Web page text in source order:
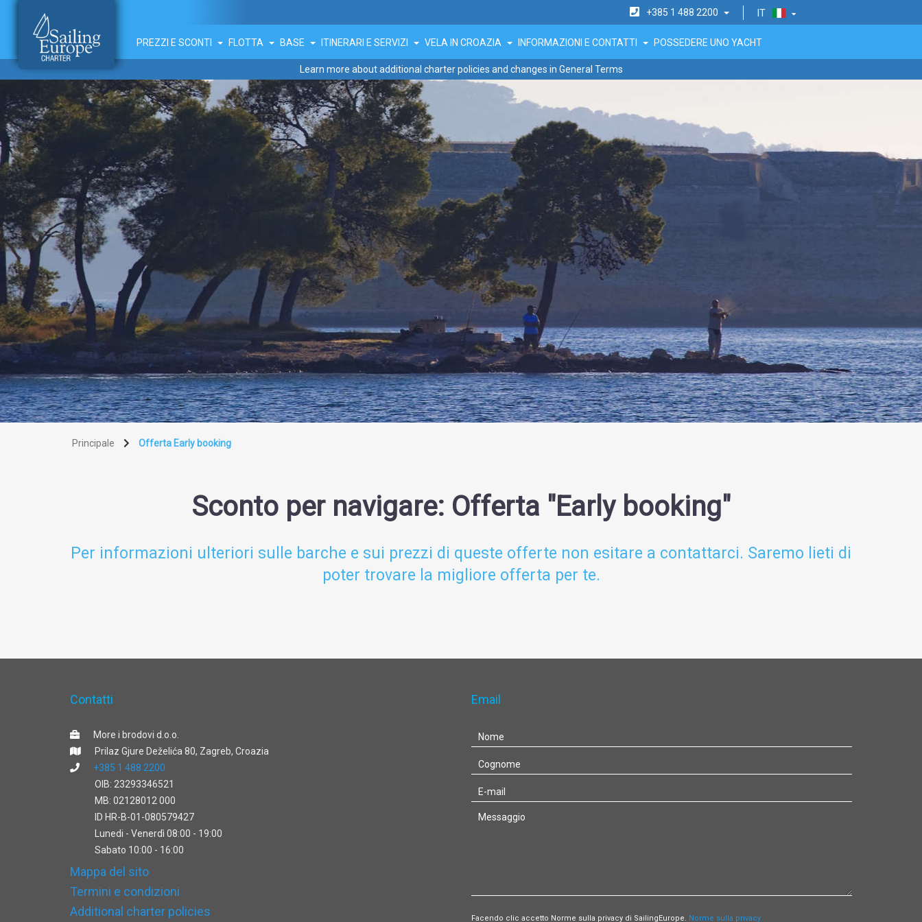
IT
+385 1 488 2200
PREZZI E SCONTI FLOTTA BASE ITINERARI E SERVIZI VELA IN CROAZIA INFORMAZIONI E CONTATTI POSSEDERE UNO YACHT
Learn more about additional charter policies and changes in General Terms
Principale Offerta Early booking
Sconto per navigare: Offerta "Early booking"
Per informazioni ulteriori sulle barche e sui prezzi di queste offerte non esitare a contattarci. Saremo lieti di
poter trovare la migliore offerta per te.
Contatti
More i brodovi d.o.o.
Prilaz Gjure Deželića 80, Zagreb, Croazia
+385 1 488 2200
OIB: 23293346521
MB: 02128012 000
ID HR-B-01-080579427
Lunedi - Venerdì 08:00 - 19:00
Sabato 10:00 - 16:00
Mappa del sito
Termini e condizioni
Additional charter policies
Email
Facendo clic accetto Norme sulla privacy di SailingEurope. Norme sulla privacy